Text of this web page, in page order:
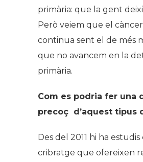
primària: que la gent
Però veiem que el
continua sent el de més
que no avancem en la
primària.
Com es podria fer una
precoç d’aquest tipus
Des del 2011 hi ha estudis
cribratge que ofereixen